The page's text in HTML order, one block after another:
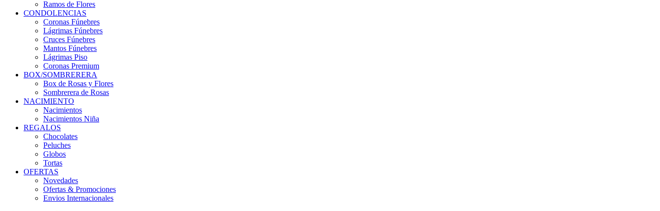
Ramos de Flores
CONDOLENCIAS
Coronas Fúnebres
Lágrimas Fúnebres
Cruces Fúnebres
Mantos Fúnebres
Lágrimas Piso
Coronas Premium
BOX/SOMBRERERA
Box de Rosas y Flores
Sombrerera de Rosas
NACIMIENTO
Nacimientos
Nacimientos Niña
REGALOS
Chocolates
Peluches
Globos
Tortas
OFERTAS
Novedades
Ofertas & Promociones
Envios Internacionales